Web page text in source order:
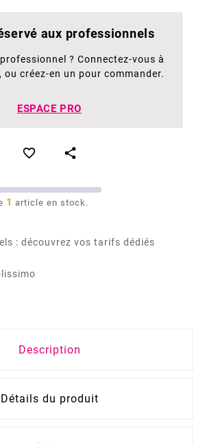
aux professionnels
? Connectez-vous à
ou créez-en un pour commander.
ESPACE PRO
 
1 article en stock.
: découvrez vos tarifs dédiés
Description
Détails du produit